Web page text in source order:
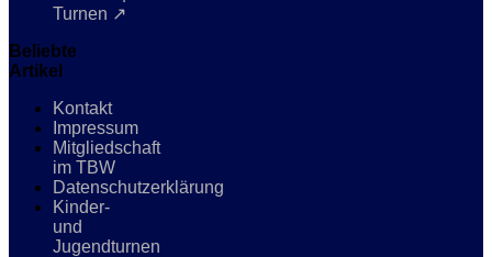
Turnen ↗
Beliebte
Artikel
Kontakt
Impressum
Mitgliedschaft
im TBW
Datenschutzerklärung
Kinder-
und
Jugendturnen